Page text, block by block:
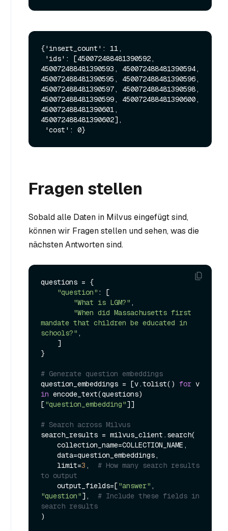
{'insert_count': 11,
450072488481390593, 450072488481390594,
450072488481390595, 450072488481390596,
450072488481390597, 450072488481390598,
450072488481390599, 450072488481390600,
450072488481390601,
450072488481390602],
Fragen stellen
Sobald alle Daten in Milvus eingefügt sind,
können wir Fragen stellen und sehen, was die
nächsten Antworten sind.
questions = {
"question" : [
"What is LGM?" ,
"When did Massachusetts first
mandate that children be educated in
schools?" ,
}
# Generate question embeddings
question_embeddings = [v.tolist() for
in encode_text(questions)
["question_embedding"]]
# Search across Milvus
search_results = milvus_client.search(
    limit=
3 , # How many search results
to output
    output_fields=[
"answer"
"question"], # Include these fields in
search results
)